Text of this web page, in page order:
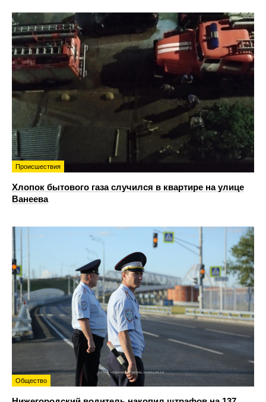
Происшествия
Хлопок бытового газа случился в квартире на улице
Ванеева
Общество